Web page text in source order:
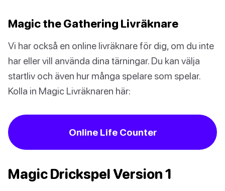
Magic the Gathering Livräknare
Vi har också en online livräknare för dig, om du inte
har eller vill använda dina tärningar. Du kan välja
startliv och även hur många spelare som spelar.
Kolla in Magic Livräknaren här:
Online Life Counter
Magic Drickspel Version 1